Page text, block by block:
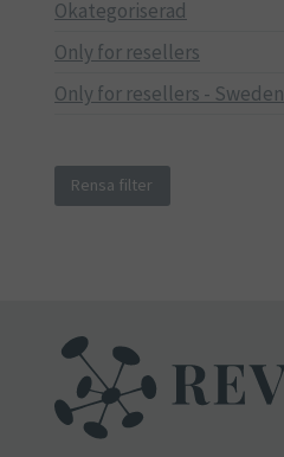
Okategoriserad
Only for resellers
Only for resellers - Sweden
Rensa filter